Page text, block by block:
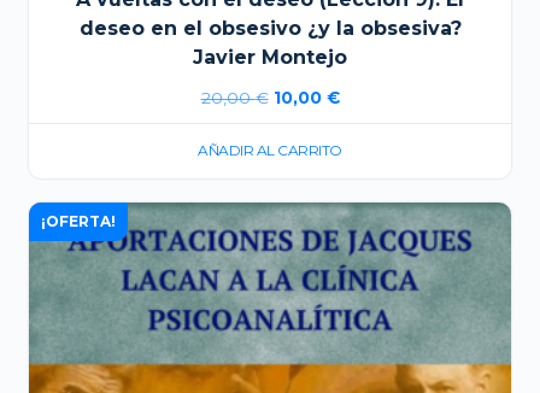
deseo en el obsesivo ¿y la obsesiva?
Javier Montejo
20,00€ El
precio
original
20,00 €.
10,00 €El
precio
actual
10,00 €.
AÑADIR AL CARRITO
¡OFERTA!